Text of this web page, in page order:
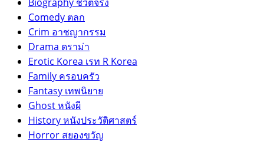
Comedy ตลก
Crim อาชญากรรม
Drama ดราม่า
Erotic Korea เรท R Korea
Family ครอบครัว
Fantasy เทพนิยาย
Ghost หนังผี
History หนังประวัติศาสตร์
Horror สยองขวัญ